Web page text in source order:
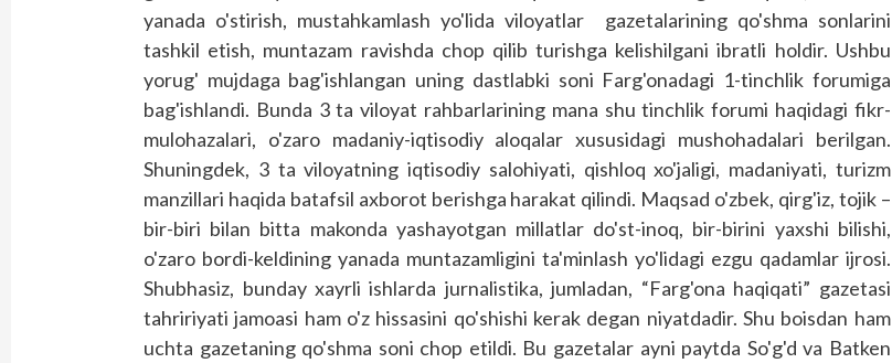
yanada o'stirish, mustahkamlash yo'lida viloyatlar gazetalarining qo'shma sonlarini
tashkil etish, muntazam ravishda chop qilib turishga kelishilgani ibratli holdir. Ushbu
yorug' mujdaga bag'ishlangan uning dastlabki soni Farg'onadagi 1-tinchlik forumiga
bag'ishlandi. Bunda 3 ta viloyat rahbarlarining mana shu tinchlik forumi haqidagi fikr-
mulohazalari, o'zaro madaniy-iqtisodiy aloqalar xususidagi mushohadalari berilgan.
Shuningdek, 3 ta viloyatning iqtisodiy salohiyati, qishloq xo'jaligi, madaniyati, turizm
manzillari haqida batafsil axborot berishga harakat qilindi. Maqsad o'zbek, qirg'iz, tojik –
bir-biri bilan bitta makonda yashayotgan millatlar do'st-inoq, bir-birini yaxshi bilishi,
o'zaro bordi-keldining yanada muntazamligini ta'minlash yo'lidagi ezgu qadamlar ijrosi.
Shubhasiz, bunday xayrli ishlarda jurnalistika, jumladan, “Farg'ona haqiqati” gazetasi
tahririyati jamoasi ham o'z hissasini qo'shishi kerak degan niyatdadir. Shu boisdan ham
uchta gazetaning qo'shma soni chop etildi. Bu gazetalar ayni paytda So'g'd va Batken